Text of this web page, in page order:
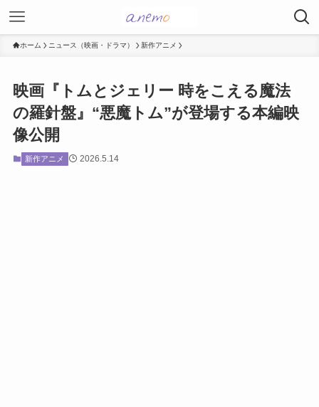
ホーム ニュース（映画・ドラマ） 新作アニメ
映画『トムとジェリー 時をこえる魔法
の羅針盤』“悪魔トム”が登場する本編映
像公開
新作アニメ 2026.5.14